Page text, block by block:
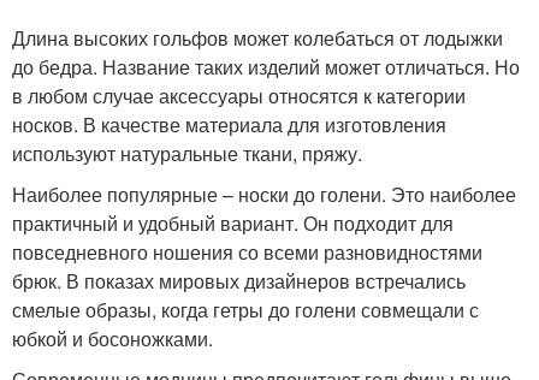
Длина высоких гольфов может колебаться от лодыжки
до бедра. Название таких изделий может отличаться. Но
в любом случае аксессуары относятся к категории
носков. В качестве материала для изготовления
используют натуральные ткани, пряжу.
Наиболее популярные – носки до голени. Это наиболее
практичный и удобный вариант. Он подходит для
повседневного ношения со всеми разновидностями
брюк. В показах мировых дизайнеров встречались
смелые образы, когда гетры до голени совмещали с
юбкой и босоножками.